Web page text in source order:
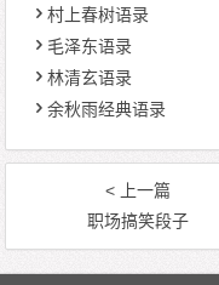
村上春树语录
毛泽东语录
林清玄语录
余秋雨经典语录
< 上一篇
职场搞笑段子